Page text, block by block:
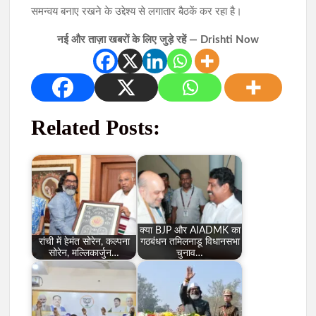
समन्वय बनाए रखने के उद्देश्य से लगातार बैठकें कर रहा है।
नई और ताज़ा खबरों के लिए जुड़े रहें — Drishti Now
Related Posts:
रांची में हेमंत सोरेन, कल्पना
सोरेन, मल्लिकार्जुन…
क्या BJP और AIADMK का
गठबंधन तमिलनाडू विधानसभा
चुनाव…